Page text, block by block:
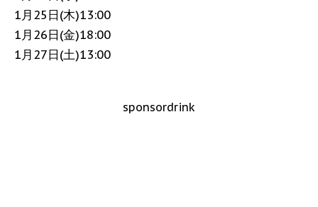
1月25日(木)13:00
1月26日(金)18:00
1月27日(土)13:00
sponsordrink